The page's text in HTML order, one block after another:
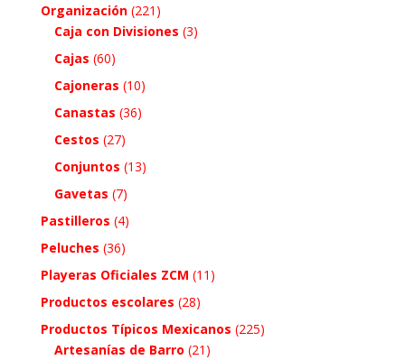
Organización (221)
Caja con Divisiones (3)
Cajas (60)
Cajoneras (10)
Canastas (36)
Cestos (27)
Conjuntos (13)
Gavetas (7)
Pastilleros (4)
Peluches (36)
Playeras Oficiales ZCM (11)
Productos escolares (28)
Productos Típicos Mexicanos (225)
Artesanías de Barro (21)